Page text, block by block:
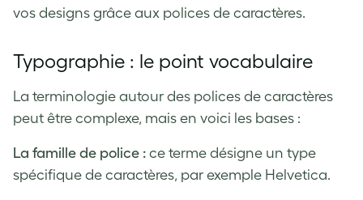
vos designs grâce aux polices de caractères.
Typographie : le point vocabulaire
La terminologie autour des polices de caractères
peut être complexe, mais en voici les bases :
La famille de police : ce terme désigne un type
spécifique de caractères, par exemple Helvetica.